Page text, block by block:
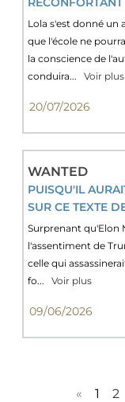
Lola s'est donné un
que l'école ne
la conscience de
conduira...
Voir plus
20/07/2026
WANTED
PUISQU'IL
SUR CE TEXTE
Surprenant qu'Elon
l'assentiment de
celle qui
fo...
Voir plus
09/06/2026
« 1 2